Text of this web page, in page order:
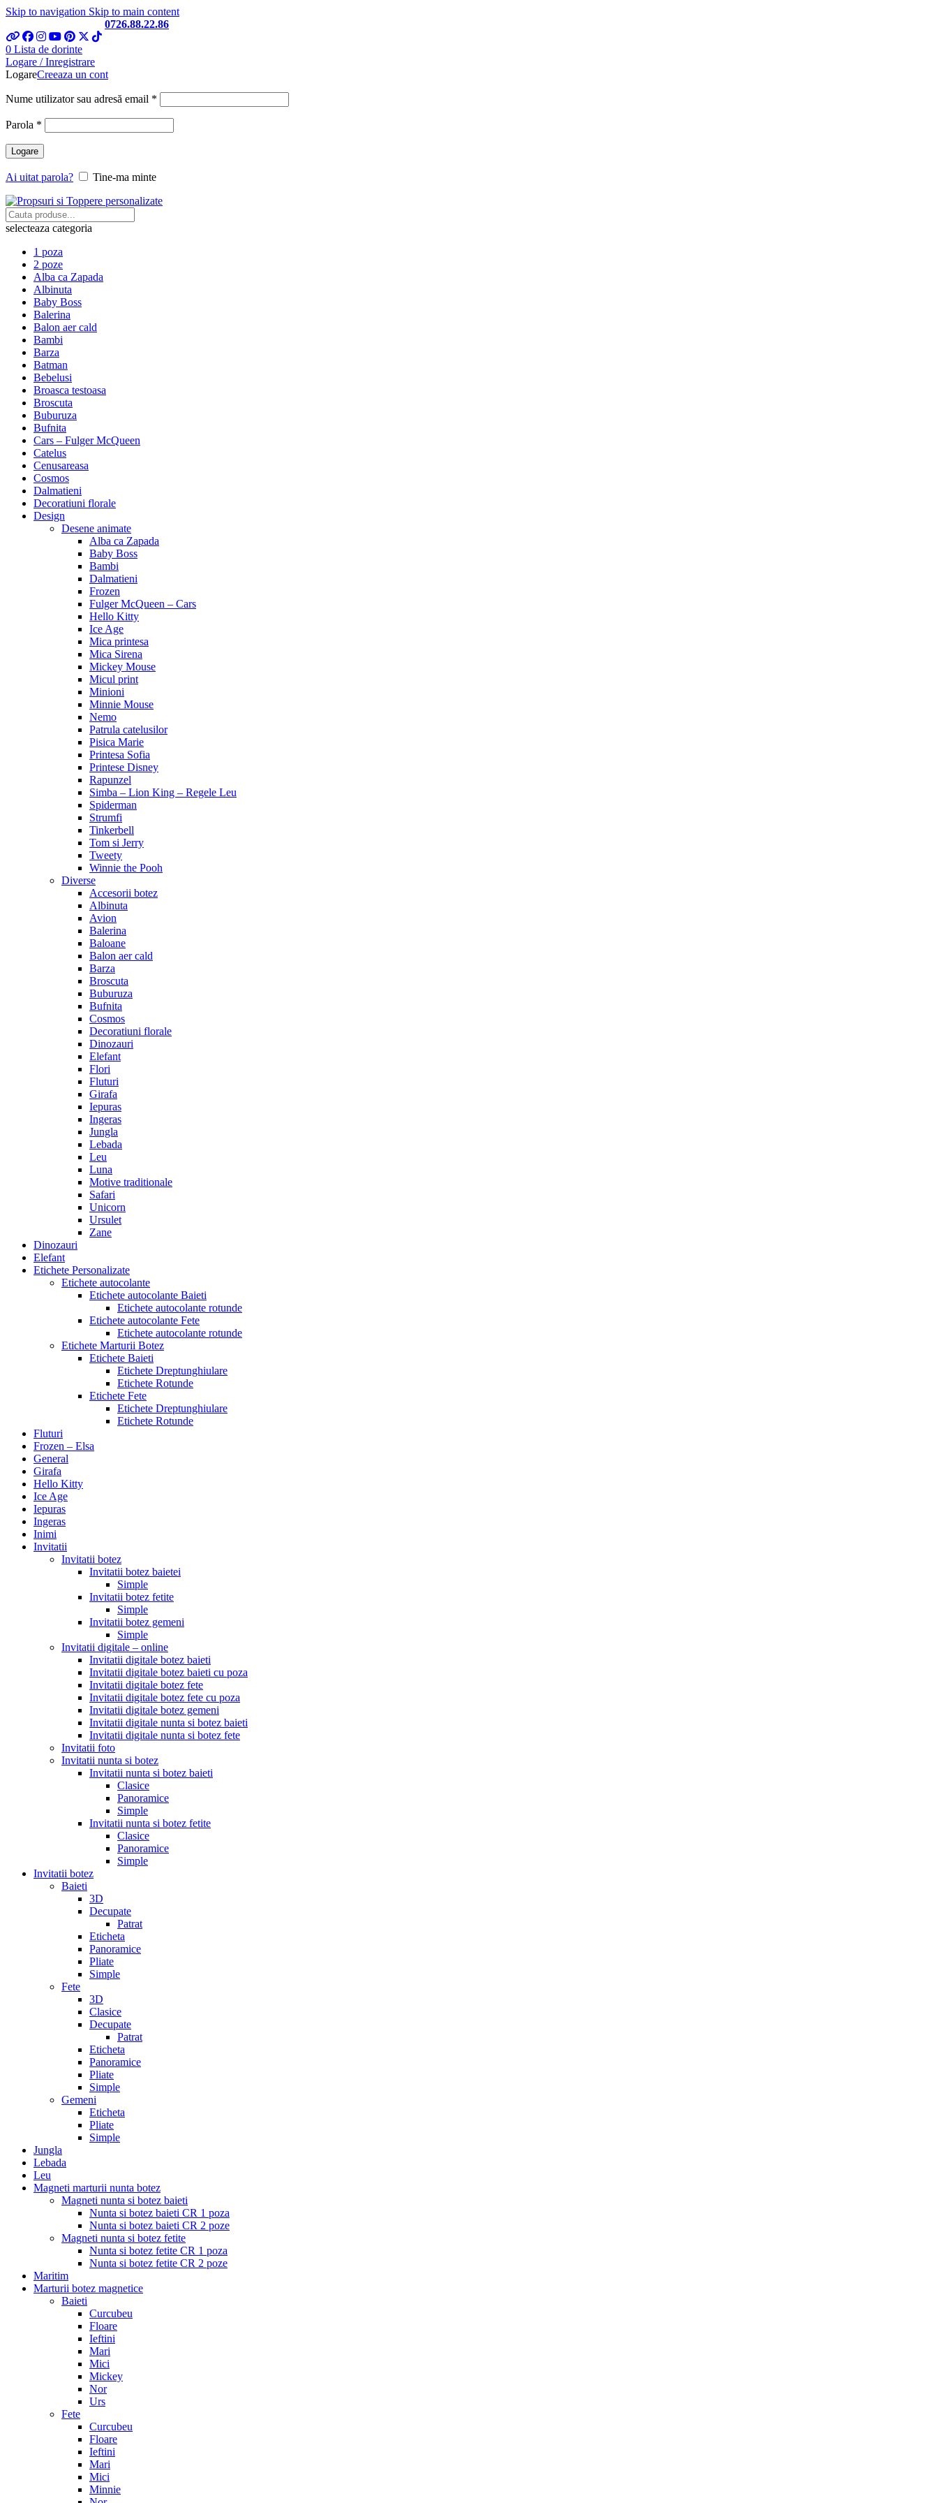
Skip to navigation Skip to main content
0726.88.22.86
0 Lista de dorinte
Logare / Inregistrare
LogareCreeaza un cont
Nume utilizator sau adresă email *
Parola *
Logare
Ai uitat parola? Tine-ma minte
selecteaza categoria
1 poza
2 poze
Alba ca Zapada
Albinuta
Baby Boss
Balerina
Balon aer cald
Bambi
Barza
Batman
Bebelusi
Broasca testoasa
Broscuta
Buburuza
Bufnita
Cars – Fulger McQueen
Catelus
Cenusareasa
Cosmos
Dalmatieni
Decoratiuni florale
Design
Desene animate
Alba ca Zapada
Baby Boss
Bambi
Dalmatieni
Frozen
Fulger McQueen – Cars
Hello Kitty
Ice Age
Mica printesa
Mica Sirena
Mickey Mouse
Micul print
Minioni
Minnie Mouse
Nemo
Patrula catelusilor
Pisica Marie
Printesa Sofia
Printese Disney
Rapunzel
Simba – Lion King – Regele Leu
Spiderman
Strumfi
Tinkerbell
Tom si Jerry
Tweety
Winnie the Pooh
Diverse
Accesorii botez
Albinuta
Avion
Balerina
Baloane
Balon aer cald
Barza
Broscuta
Buburuza
Bufnita
Cosmos
Decoratiuni florale
Dinozauri
Elefant
Flori
Fluturi
Girafa
Iepuras
Ingeras
Jungla
Lebada
Leu
Luna
Motive traditionale
Safari
Unicorn
Ursulet
Zane
Dinozauri
Elefant
Etichete Personalizate
Etichete autocolante
Etichete autocolante Baieti
Etichete autocolante rotunde
Etichete autocolante Fete
Etichete autocolante rotunde
Etichete Marturii Botez
Etichete Baieti
Etichete Dreptunghiulare
Etichete Rotunde
Etichete Fete
Etichete Dreptunghiulare
Etichete Rotunde
Fluturi
Frozen – Elsa
General
Girafa
Hello Kitty
Ice Age
Iepuras
Ingeras
Inimi
Invitatii
Invitatii botez
Invitatii botez baietei
Simple
Invitatii botez fetite
Simple
Invitatii botez gemeni
Simple
Invitatii digitale – online
Invitatii digitale botez baieti
Invitatii digitale botez baieti cu poza
Invitatii digitale botez fete
Invitatii digitale botez fete cu poza
Invitatii digitale botez gemeni
Invitatii digitale nunta si botez baieti
Invitatii digitale nunta si botez fete
Invitatii foto
Invitatii nunta si botez
Invitatii nunta si botez baieti
Clasice
Panoramice
Simple
Invitatii nunta si botez fetite
Clasice
Panoramice
Simple
Invitatii botez
Baieti
3D
Decupate
Patrat
Eticheta
Panoramice
Pliate
Simple
Fete
3D
Clasice
Decupate
Patrat
Eticheta
Panoramice
Pliate
Simple
Gemeni
Eticheta
Pliate
Simple
Jungla
Lebada
Leu
Magneti marturii nunta botez
Magneti nunta si botez baieti
Nunta si botez baieti CR 1 poza
Nunta si botez baieti CR 2 poze
Magneti nunta si botez fetite
Nunta si botez fetite CR 1 poza
Nunta si botez fetite CR 2 poze
Maritim
Marturii botez magnetice
Baieti
Curcubeu
Floare
Ieftini
Mari
Mici
Mickey
Nor
Urs
Fete
Curcubeu
Floare
Ieftini
Mari
Mici
Minnie